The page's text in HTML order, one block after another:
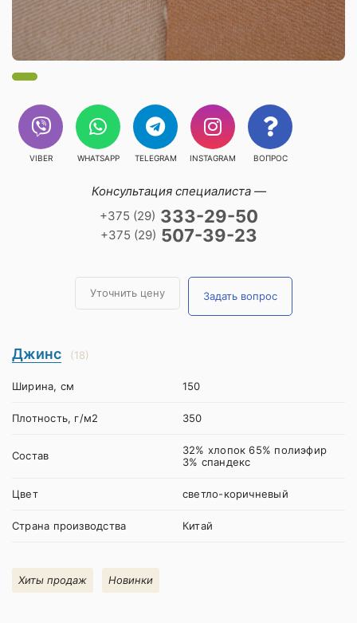
VIBER WHATSAPP TELEGRAM INSTAGRAM ВОПРОС
Консультация специалиста —
+375 (29) 333-29-50
+375 (29) 507-39-23
Уточнить цену Задать вопрос
Джинс (18)
Ширина, см 150
Плотность, г/м2 350
Состав
32% хлопок 65% полиэфир
3% спандекс
Цвет светло-коричневый
Страна производства Китай
Хиты продаж Новинки